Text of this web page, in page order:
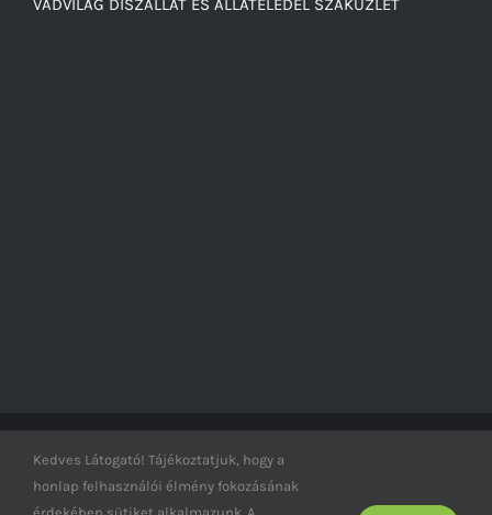
VADVILÁG DÍSZÁLLAT ÉS ÁLLATELEDEL SZAKÜZLET
© Vad-világ -2026
Kedves Látogató! Tájékoztatjuk, hogy a
honlap felhasználói élmény fokozásának